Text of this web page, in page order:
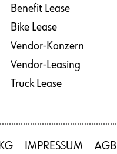
Benefit Lease
Bike Lease
Vendor-Konzern
Vendor-Leasing
Truck Lease
IMPRESSUM AGB